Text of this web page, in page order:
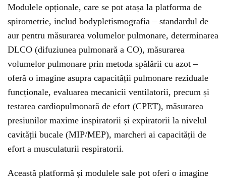
Modulele opționale, care se pot atașa la platforma de
spirometrie, includ bodypletismografia – standardul de
aur pentru măsurarea volumelor pulmonare, determinarea
DLCO (difuziunea pulmonară a CO), măsurarea
volumelor pulmonare prin metoda spălării cu azot –
oferă o imagine asupra capacității pulmonare reziduale
funcționale, evaluarea mecanicii ventilatorii, precum și
testarea cardiopulmonară de efort (CPET), măsurarea
presiunilor maxime inspiratorii și expiratorii la nivelul
cavității bucale (MIP/MEP), marcheri ai capacității de
efort a musculaturii respiratorii.
Această platformă și modulele sale pot oferi o imagine